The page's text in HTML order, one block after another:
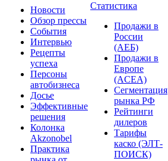
Новости
Обзор прессы
События
Интервью
Рецепты
успеха
Персоны
автобизнеса
Досье
Эффективные
решения
Колонка
Akzonobel
Практика
Статистика
Продажи в
России
(АЕБ)
Продажи в
Европе
(ACEA)
Сегментация
рынка РФ
Рейтинги
дилеров
Тарифы
каско (ЭЛТ-
ПОИСК)